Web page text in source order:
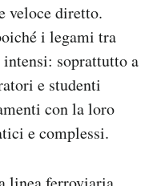
veloce diretto.
i legami tra
intensi: soprattutto a
e studenti
con la loro
e complessi.